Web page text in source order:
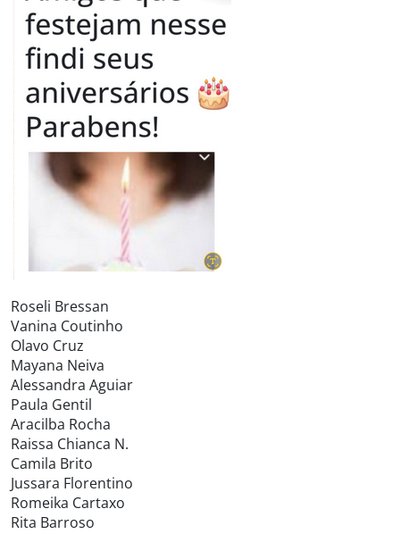
Roseli Bressan
Vanina Coutinho
Olavo Cruz
Mayana Neiva
Alessandra Aguiar
Paula Gentil
Aracilba Rocha
Raissa Chianca N.
Camila Brito
Jussara Florentino
Romeika Cartaxo
Rita Barroso